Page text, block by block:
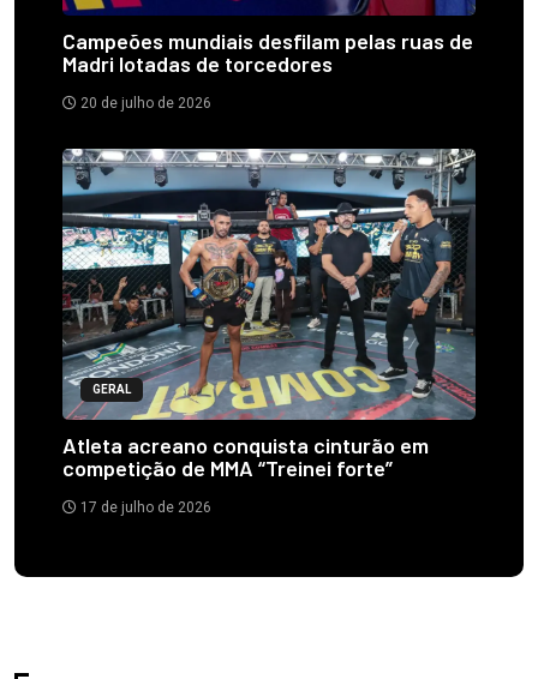
Campeões mundiais desfilam pelas ruas de
Madri lotadas de torcedores
20 de julho de 2026
GERAL
Atleta acreano conquista cinturão em
competição de MMA “Treinei forte”
17 de julho de 2026